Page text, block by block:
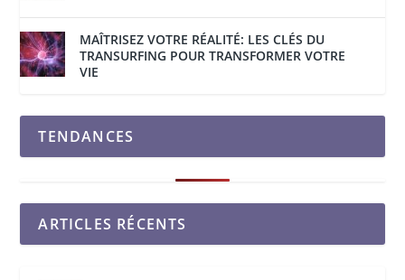
MAÎTRISEZ VOTRE RÉALITÉ: LES CLÉS DU
TRANSURFING POUR TRANSFORMER VOTRE
VIE
TENDANCES
ARTICLES RÉCENTS